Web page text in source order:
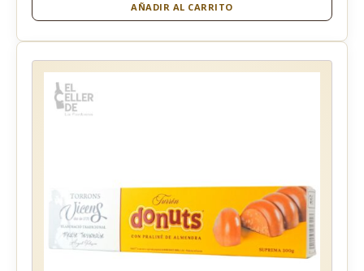
AÑADIR AL CARRITO